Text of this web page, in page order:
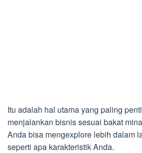
Itu adalah hal utama yang paling
menjalankan bisnis sesuai bakat
Anda bisa mengexplore lebih dalam
seperti apa karakteristik Anda.